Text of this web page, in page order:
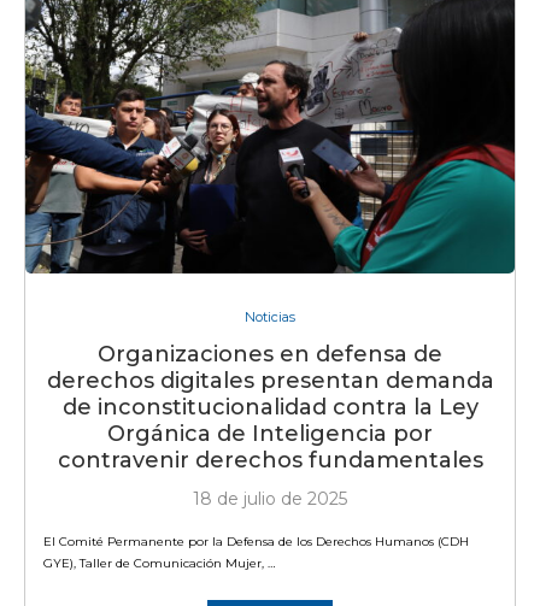
Noticias
Organizaciones en defensa de
derechos digitales presentan demanda
de inconstitucionalidad contra la Ley
Orgánica de Inteligencia por
contravenir derechos fundamentales
18 de julio de 2025
El Comité Permanente por la Defensa de los Derechos Humanos (CDH
GYE), Taller de Comunicación Mujer, …